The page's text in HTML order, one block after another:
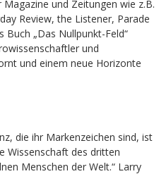
und Zeitungen wie z.B.
Review, the Listener, Parade
Buch „Das Nullpunkt-Feld“
und
und einem neue Horizonte
die ihr Markenzeichen sind, ist
Wissenschaft des dritten
Menschen der Welt.“ Larry